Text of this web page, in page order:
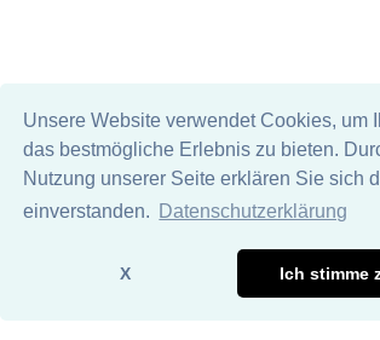
Unsere Website verwendet Cookies, um
das bestmögliche Erlebnis zu bieten.
Nutzung unserer Seite erklären Sie sich
einverstanden.
Datenschutzerklärung
X Ich stimme
Häufigkeit: 2 von 10
Wörter mit Endung-
mit einem anderen Artikel: -1
85% unserer Spielapp-Nutzer haben den
Wir übernehmen keine Garantie und keine
Richtigkeit und Vollständigkeit dieser Seite.